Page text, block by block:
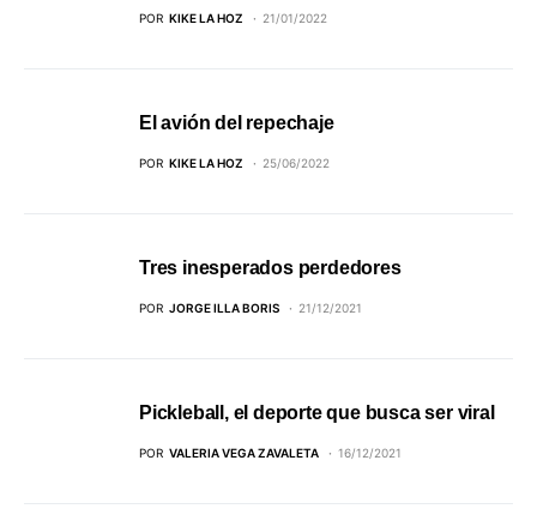
POR KIKE LA HOZ 21/01/2022
El avión del repechaje
POR KIKE LA HOZ 25/06/2022
Tres inesperados perdedores
POR JORGE ILLA BORIS 21/12/2021
Pickleball, el deporte que busca ser viral
POR VALERIA VEGA ZAVALETA 16/12/2021